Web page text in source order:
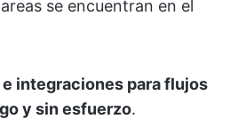
se encuentran en el
integraciones para flujos
y sin esfuerzo.